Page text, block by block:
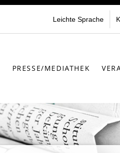
Leichte Sprache
PRESSE/MEDIATHEK